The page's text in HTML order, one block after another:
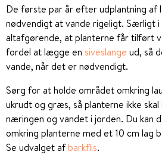
De første par år efter udplantning
nødvendigt at vande rigeligt. Særligt
altafgørende, at planterne får tilført
fordel at lægge en siveslange ud, så
vande, når det er nødvendigt.
Sørg for at holde området omkring
ukrudt og græs, så planterne ikke
næringen og vandet i jorden. Du kan
omkring planterne med et 10 cm lag
Se udvalget afbarkflis.